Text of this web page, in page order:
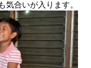
気合いが入ります。